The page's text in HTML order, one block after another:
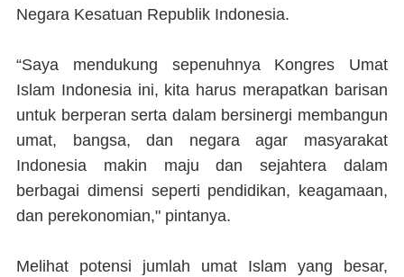
Negara Kesatuan Republik Indonesia.
“Saya mendukung sepenuhnya Kongres Umat
Islam Indonesia ini, kita harus merapatkan barisan
untuk berperan serta dalam bersinergi membangun
umat, bangsa, dan negara agar masyarakat
Indonesia makin maju dan sejahtera dalam
berbagai dimensi seperti pendidikan, keagamaan,
dan perekonomian," pintanya.
Melihat potensi jumlah umat Islam yang besar,